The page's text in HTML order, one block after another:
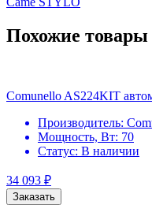
Похожие товары
Comunello AS224KIT
Производитель:
Мощность, Вт: 70
Статус: В наличии
34 093 ₽
Заказать